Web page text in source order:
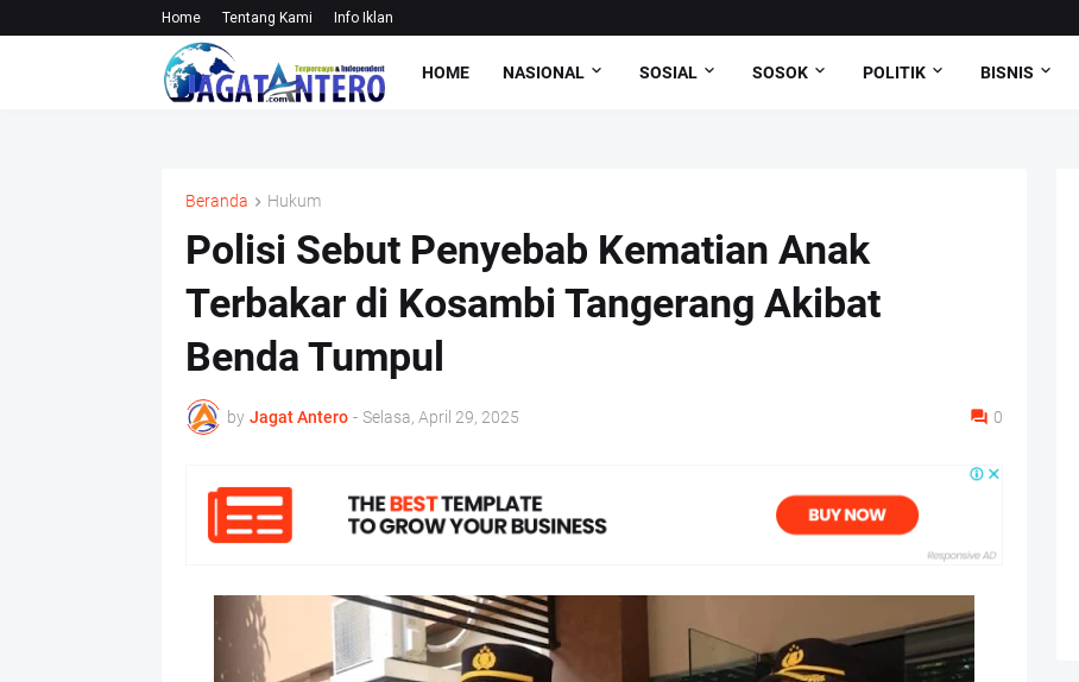
Home Tentang Kami Info Iklan
HOME NASIONAL SOSIAL SOSOK POLITIK BISNIS
Beranda Hukum
Polisi Sebut Penyebab Kematian Anak
Terbakar di Kosambi Tangerang Akibat
Benda Tumpul
by Jagat Antero - Selasa, April 29, 2025 0